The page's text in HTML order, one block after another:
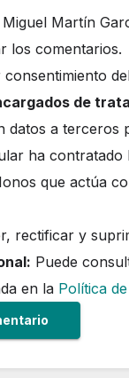
Miguel Martín
los comentarios.
consentimiento
de
datos a terceros
ha contratado
que actúa
rectificar y
Puede
en la Política